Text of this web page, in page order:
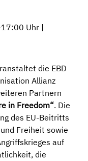
Uhr |
die EBD
Allianz
Partnern
in Freedom“. Die
des EU-Beitritts
Freiheit sowie
auf
die